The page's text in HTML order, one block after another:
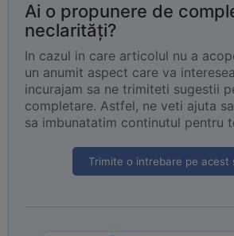
Ai o propunere de
neclarități?
In cazul in care articolul nu a
un anumit aspect care va
incurajam sa ne trimiteti sugestii
completare. Astfel, ne veti ajuta
sa imbunatatim continutul pentru
Trimite o intrebare pe acest